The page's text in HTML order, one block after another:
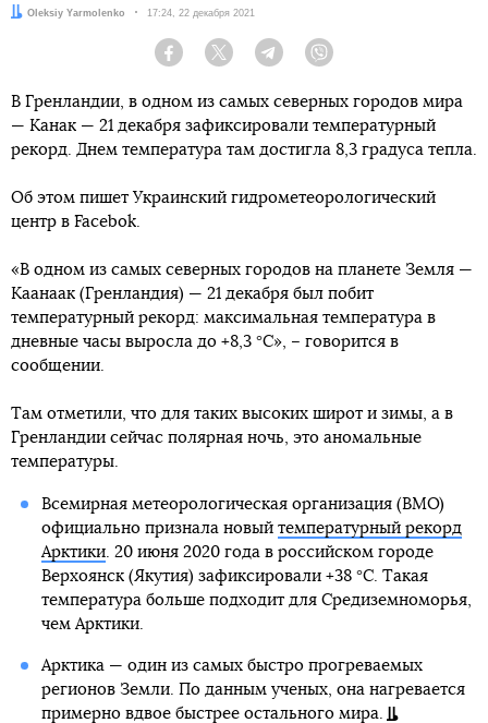
Автор:
Oleksiy Yarmolenko Дата:
17:24, 22 декабря 2021
Facebook Twitter Telegram
В Гренландии, в одном из самых северных городов мира
— Канак — 21 декабря зафиксировали температурный
рекорд. Днем температура там достигла 8,3 градуса тепла.
Об этом пишет Украинский гидрометеорологический
центр в Facebok.
«В одном из самых северных городов на планете Земля —
Каанаак (Гренландия) — 21 декабря был побит
температурный рекорд: максимальная температура в
дневные часы выросла до +8,3 °C», – говорится в
сообщении.
Там отметили, что для таких высоких широт и зимы, а в
Гренландии сейчас полярная ночь, это аномальные
температуры.
Всемирная метеорологическая организация (ВМО)
официально признала новый температурный рекорд
Арктики. 20 июня 2020 года в российском городе
Верхоянск (Якутия) зафиксировали +38 °C. Такая
температура больше подходит для Средиземноморья,
чем Арктики.
Арктика — один из самых быстро прогреваемых
регионов Земли. По данным ученых, она нагревается
примерно вдвое быстрее остального мира.